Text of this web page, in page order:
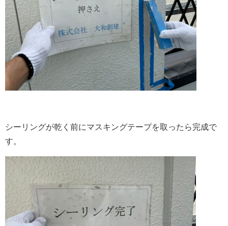
シーリングが乾く前にマスキングテープを取ったら完成で
す。